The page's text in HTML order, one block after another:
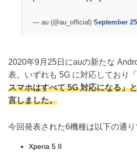
— au (@au_official) September
2020年9月25日にauの新たな
表。いずれも 5G に対応しており「
スマホはすべて 5G 対応になる」
言しました。
今回発表された6機種は以下の通り
Xperia 5 II